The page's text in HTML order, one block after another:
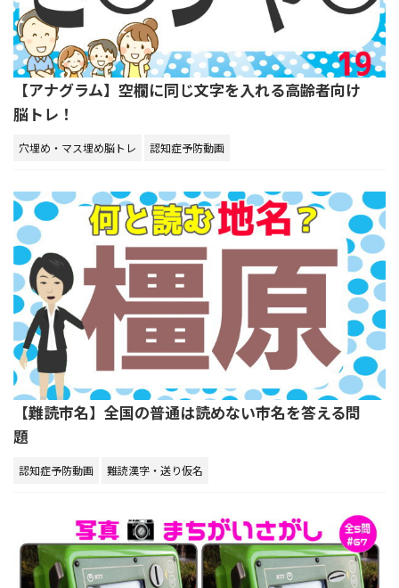
【アナグラム】空欄に同じ文字を入れる高齢者向け
脳トレ！
穴埋め・マス埋め脳トレ 認知症予防動画
【難読市名】全国の普通は読めない市名を答える問
題
認知症予防動画 難読漢字・送り仮名